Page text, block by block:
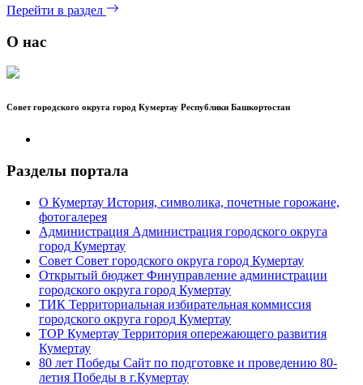
Перейти в раздел
О нас
Совет городского округа город Кумертау Республики Башкортостан
Разделы портала
О Кумертау История, символика, почетные горожане,
фотогалерея
Администрация Администрация городского округа
город Кумертау
Совет Совет городского округа город Кумертау
Открытый бюджет Финуправление администрации
городского округа город Кумертау
ТИК Территориальная избирательная коммиссия
городского округа город Кумертау
ТОР Кумертау Территория опережающего развития
Кумертау
80 лет Победы Сайт по подготовке и проведению 80-
летия Победы в г.Кумертау